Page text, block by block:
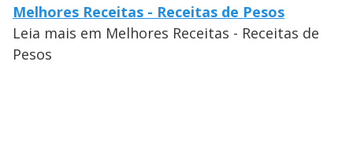
Melhores Receitas - Receitas de Pesos
Leia mais em Melhores Receitas - Receitas de
Pesos